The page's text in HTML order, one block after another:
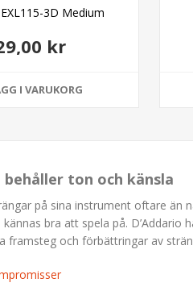
3D Medium
kr
I VARUKORG
ton och känsla
på sina instrument oftare än
bra att spela på. D’Addario
framsteg och förbättringar av